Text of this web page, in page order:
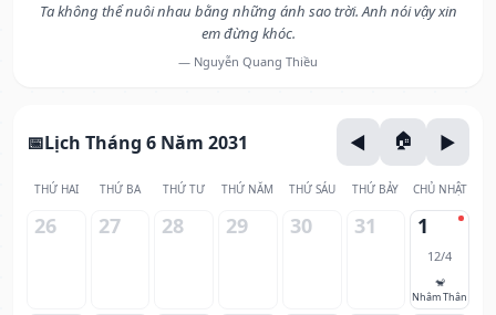
Ta không thể nuôi nhau bằng những ánh sao trời. Anh nói vậy xin
em đừng khóc.
— Nguyễn Quang Thiều
Lịch Tháng 6 Năm 2031
THỨ HAI THỨ BA THỨ TƯ THỨ NĂM THỨ SÁU THỨ BẢY CHỦ NHẬT
26 27 28 29 30 31 1
12/4
🐒
Nhâm Thân